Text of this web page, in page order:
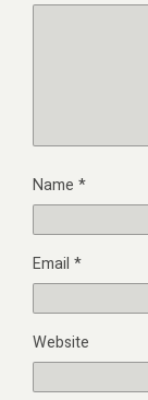
Name *
Email *
Website